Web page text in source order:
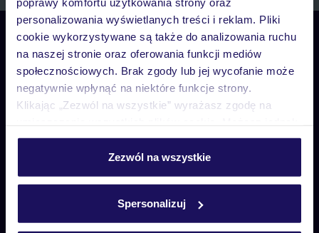
personalizowania wyświetlanych treści i reklam. Pliki
cookie wykorzystywane są także do analizowania ruchu
na naszej stronie oraz oferowania funkcji mediów
społecznościowych. Brak zgody lub jej wycofanie może
negatywnie wpłynąć na niektóre funkcje strony.
Klikając „Zezwól na wszystkie” wyrażasz zgodę na
personalizować swój wybór wchodząc w zakładkę
Szczegółowe informacje o plikach cookie znajdziesz
Zezwól na wszystkie
Spersonalizuj
Skontaktuj się z nami
Telefoniczne Centrum Rezerwacji
pon. – pt. 08:00–22:00, sob. – niedz. 09:00–21:00
22 270 31 20
pon. – pt. 08:00–22:00, sob. – niedz. 09:00–21:00
22 255 04 02
Biuro Obsługi Klienta
pon. – pt. 08:00–22:00, sob. – niedz. 09:00–21:00